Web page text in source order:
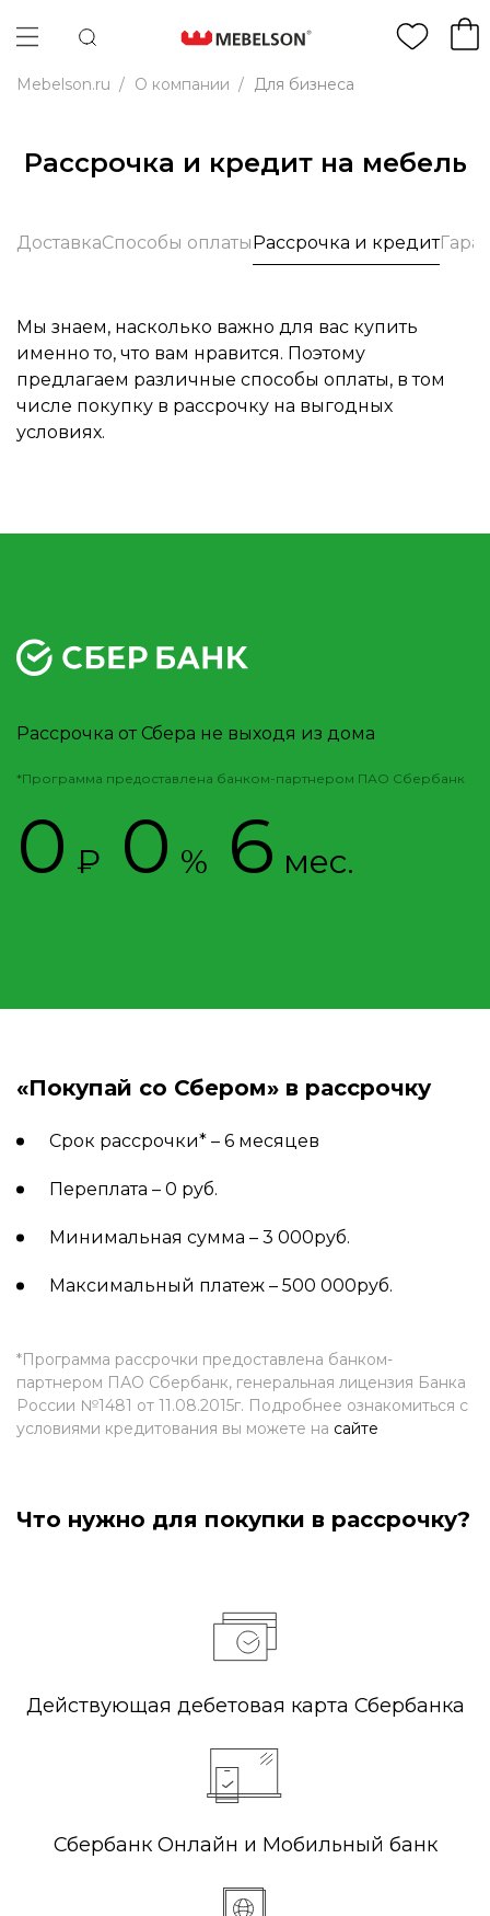
Mebelson.ru / О компании / Для бизнеса
Рассрочка и кредит на мебель
ДоставкаСпособы оплатыРассрочка и кредит
Мы знаем, насколько важно для вас купить
именно то, что вам нравится. Поэтому
предлагаем различные способы оплаты, в том
числе покупку в рассрочку на выгодных
условиях.
Рассрочка от Сбера не выходя из дома
*Программа предоставлена банком-партнером ПАО Сбербанк
0 ₽ 0 % 6 мес.
«Покупай со Сбером» в рассрочку
Срок рассрочки* – 6 месяцев
Переплата – 0 руб.
Минимальная сумма – 3 000руб.
Максимальный платеж – 500 000руб.
*Программа рассрочки предоставлена банком-
партнером ПАО Сбербанк, генеральная лицензия Банка
России №1481 от 11.08.2015г. Подробнее ознакомиться с
условиями кредитования вы можете на сайте
Что нужно для покупки в рассрочку?
Действующая дебетовая карта Сбербанка
Сбербанк Онлайн и Мобильный банк